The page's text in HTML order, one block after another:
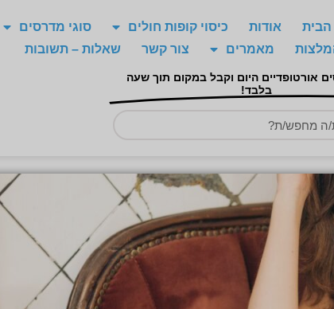
אודות כיסוי קופות חולים סוגי מדרסים
מאמרים צור קשר שאלות – תשובות
אורטופדיים היום וקבל במקום תוך שעה
בלבד!